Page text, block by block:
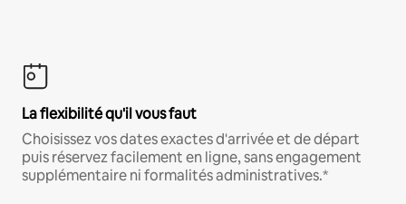
La flexibilité qu'il vous faut
Choisissez vos dates exactes d'arrivée et de départ
puis réservez facilement en ligne, sans engagement
supplémentaire ni formalités administratives.*